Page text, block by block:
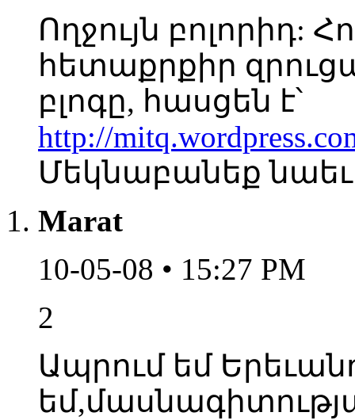
Ողջույն բոլորիդ:
հետաքրքիր
բլոգը, հասցեն է՝
http://
Մեկնաբանեք նաեւ
Marat
10-05-08 • 15:27 PM
2
Ապրում եմ